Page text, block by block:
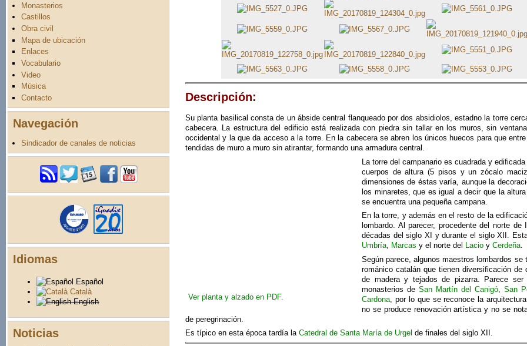
Monasterios
Castillos
Obra civil
Mapa de ubicación
Enlaces
Vocabulario
Video
Música
Contacto
Navegación
Sindicador de canales de noticias
Idiomas
Español
Català
English
Noticias
Descripción:
Su planta basilical consta de un ábside central flanqueado por dos absidiolos, estadno la torre
cabecera. La estructura del edificio está realizada con piedra sin tallar en los muros, sin
occidental y la que da acceso a la torre. En la cabecera se abren los únicos huecos para que
tendidas de muro a muro sin atirantar, formando una armadura central.
Ver planta y alzado en PDF.
La torre del campanario es cuadrada y
cuerpos de altura (5 pisos y un zócalo
dimensiones de éstas varía, aunque la
los minaretes, que es igual a decir que la
se encuentra una pequeña campana.
En la torre, y además en el resto de la
lombardo. Al parecer, procedente del norte
décadas del siglo XI y durante el siglo XII.
Umbría, Marcas y el norte del Lacioy Cerdeña.
Según parece, algunos maestros lombardos
románico catalán que tienen diversificación
de madera y tejados de pizarra. Parece
monasterios de San Martín del Canigó ,San
Cardona, por lo que se reconoce la
no se produce renovación artística y no se
de peregrinación.
Es típico en esta época tardía la Catedral de Santa María de Urgel de finales del siglo XII.